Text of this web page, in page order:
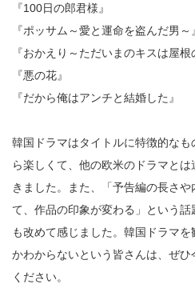
『100日の郎君様』
『ポッサム～愛と運命を盗んだ男～』
『おかえり～ただいまのキスは屋根
『悪の花』
『だから俺はアンチと結婚した』
韓国ドラマはタイトルに特徴的な
ら楽しくて、他の欧米のドラマと
きました。また、「予告編の長さ
て、作品の印象が変わる」という
も改めて感じました。韓国ドラマ
かわからないという皆さんは、ぜ
ください。